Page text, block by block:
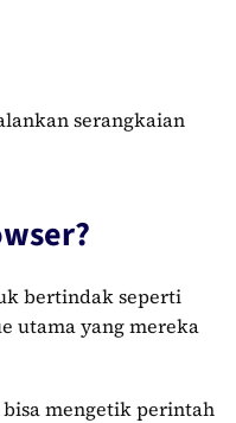
serangkaian
bertindak seperti
utama yang mereka
mengetik perintah